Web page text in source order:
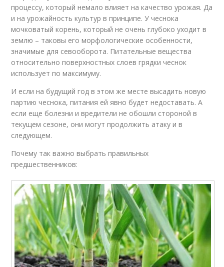
процессу, который немало влияет на качество урожая. Да
и на урожайность культур в принципе. У чеснока
мочковатый корень, который не очень глубоко уходит в
землю – таковы его морфологические особенности,
значимые для севооборота. Питательные вещества
относительно поверхностных слоев грядки чеснок
использует по максимуму.
И если на будущий год в этом же месте высадить новую
партию чеснока, питания ей явно будет недоставать. А
если еще болезни и вредители не обошли стороной в
текущем сезоне, они могут продолжить атаку и в
следующем.
Почему так важно выбрать правильных
предшественников: